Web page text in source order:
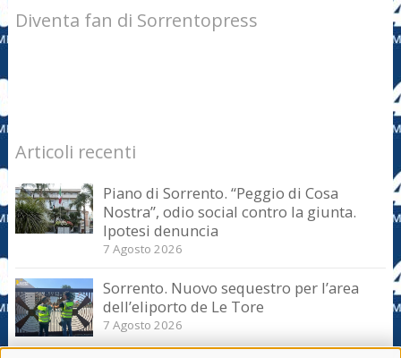
Diventa fan di Sorrentopress
Articoli recenti
Piano di Sorrento. “Peggio di Cosa
Nostra”, odio social contro la giunta.
Ipotesi denuncia
7 Agosto 2026
Sorrento. Nuovo sequestro per l’area
dell’eliporto de Le Tore
7 Agosto 2026